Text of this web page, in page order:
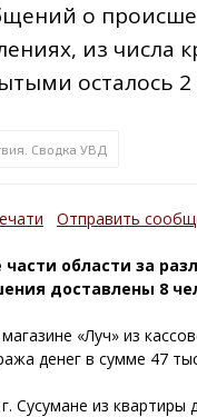
о
из числа
осталось 2
Сводка УВД
Отправить
области за
доставлены 8
«Луч» из
денег в сумме 47
Сусумане из